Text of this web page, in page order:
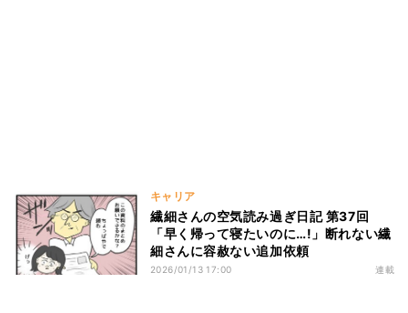
キャリア
繊細さんの空気読み過ぎ日記 第37回
「早く帰って寝たいのに…!」断れない繊
細さんに容赦ない追加依頼
2026/01/13 17:00 連載